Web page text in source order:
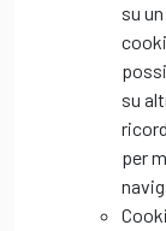
su
su
per